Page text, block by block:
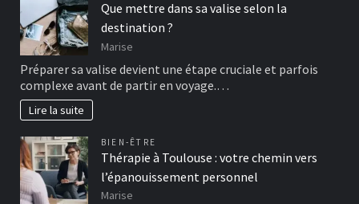
Que mettre dans sa valise selon la
destination ?
Marise
Préparer sa valise devient une étape cruciale et parfois
complexe avant de partir en voyage.…
Lire la suite
BIEN-ÊTRE
Thérapie à Toulouse : votre chemin vers
l’épanouissement personnel
Marise